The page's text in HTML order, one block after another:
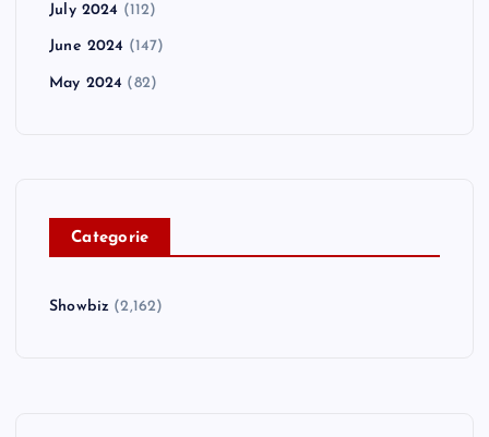
July 2024 (112)
June 2024 (147)
May 2024 (82)
Categorie
Showbiz (2,162)